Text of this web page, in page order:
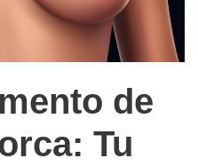
de
Tu